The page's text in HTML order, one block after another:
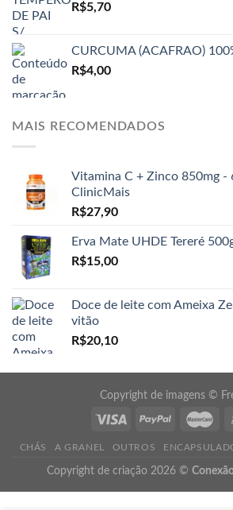
R$5,70
CURCUMA (ACAFRAO)
R$4,00
MAIS RECOMENDADOS
Vitamina C + Zinco 850mg -
ClinicMais
R$27,90
Erva Mate UHDE Tereré
R$15,00
Doce de leite com Ameixa
vitão
R$20,10
Copyright de imagens ©
CHÁS A GRANEL OUTROS
Copyright de criação 2026 ©